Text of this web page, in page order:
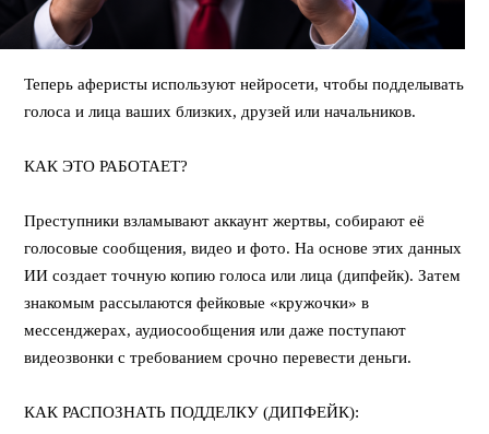
Теперь аферисты используют нейросети, чтобы подделывать
голоса и лица ваших близких, друзей или начальников.
КАК ЭТО РАБОТАЕТ?
Преступники взламывают аккаунт жертвы, собирают её
голосовые сообщения, видео и фото. На основе этих данных
ИИ создает точную копию голоса или лица (дипфейк). Затем
знакомым рассылаются фейковые «кружочки» в
мессенджерах, аудиосообщения или даже поступают
видеозвонки с требованием срочно перевести деньги.
КАК РАСПОЗНАТЬ ПОДДЕЛКУ (ДИПФЕЙК):